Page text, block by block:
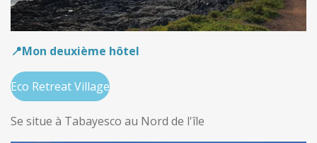
📍Mon deuxième hôtel
Eco Retreat Village
Se situe à Tabayesco au Nord de l'île